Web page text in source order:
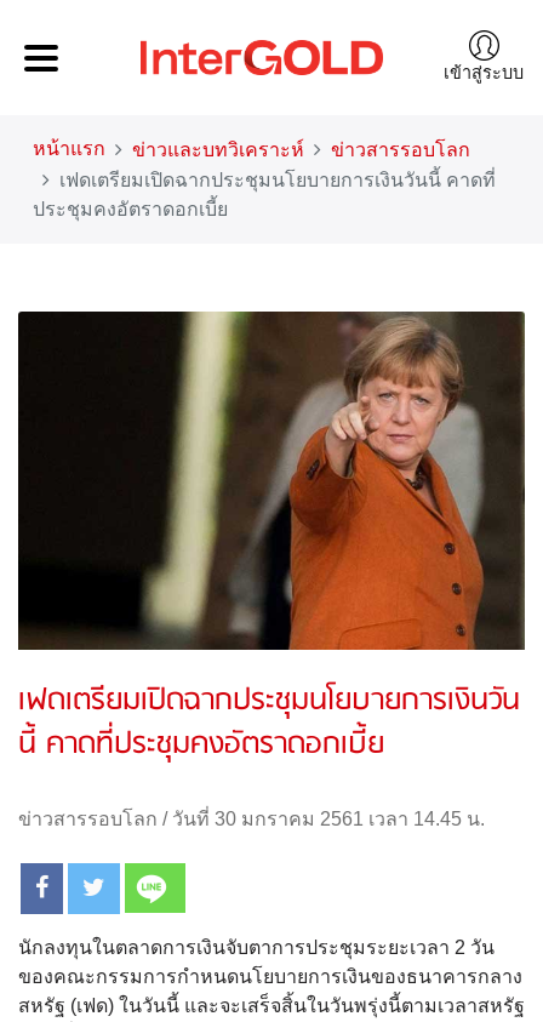
เข้าสู่ระบบ
หน้าแรก ข่าวและบทวิเคราะห์
ข่าวสารรอบโลก
เฟดเตรียมเปิดฉากประชุมนโยบายการเงินวันนี้ คาดที่
ประชุมคงอัตราดอกเบี้ย
เฟดเตรียมเปิดฉากประชุมนโยบายการเงินวัน
นี้ คาดที่ประชุมคงอัตราดอกเบี้ย
ข่าวสารรอบโลก / วันที่ 30 มกราคม 2561 เวลา 14.45 น.
นักลงทุนในตลาดการเงินจับตาการประชุมระยะเวลา 2 วัน
ของคณะกรรมการกำหนดนโยบายการเงินของธนาคารกลาง
สหรัฐ (เฟด) ในวันนี้ และจะเสร็จสิ้นในวันพรุ่งนี้ตามเวลาสหรัฐ